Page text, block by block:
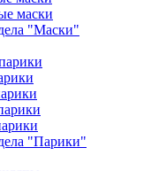
маски
"Маски"
"Парики"